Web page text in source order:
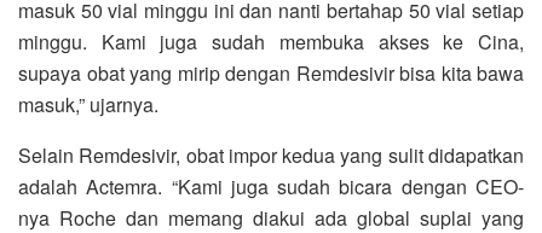
masuk 50 vial minggu ini dan nanti bertahap 50 vial setiap
minggu. Kami juga sudah membuka akses ke Cina,
supaya obat yang mirip dengan Remdesivir bisa kita bawa
masuk,” ujarnya.
Selain Remdesivir, obat impor kedua yang sulit didapatkan
adalah Actemra. “Kami juga sudah bicara dengan CEO-
nya Roche dan memang diakui ada global suplai yang